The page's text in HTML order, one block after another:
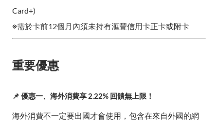
Card+)
※需於卡前12個月內須未持有滙豐信用卡正卡或附卡
重要優惠
📌 優惠一、海外消費享 2.22% 回饋無上限！
海外消費不一定要出國才會使用，包含在來自外國的網